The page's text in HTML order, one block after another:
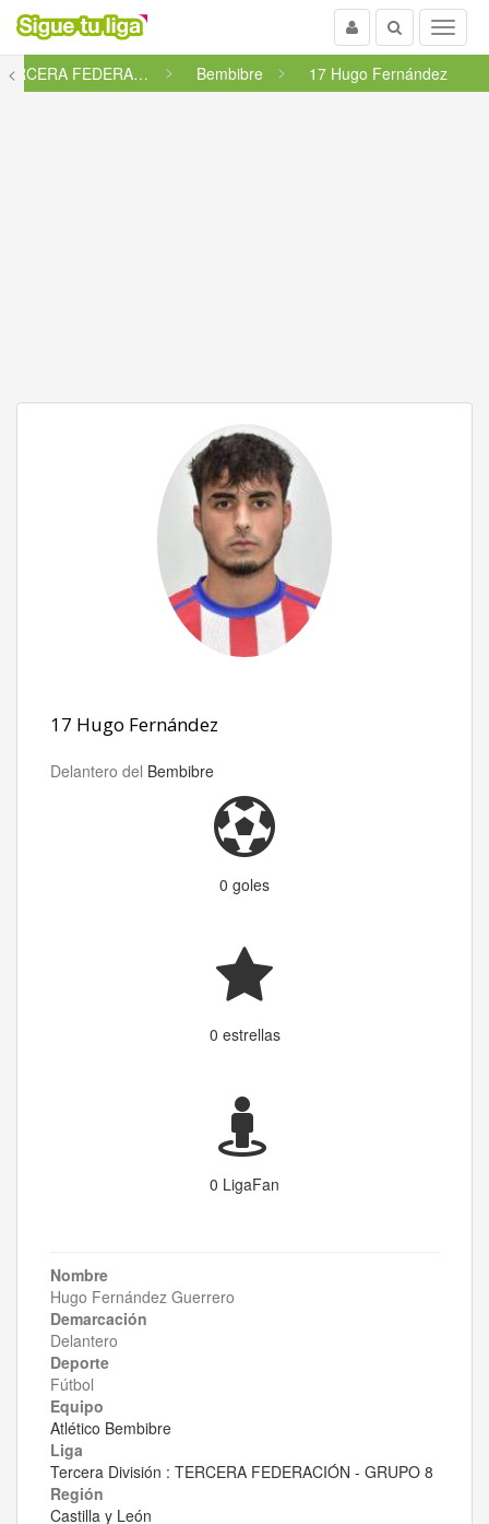
Menu
Buscar
Usuario
<
: TERCERA FEDERACIÓN - GRUPO ... Bembibre 17 Hugo Fernández
17 Hugo Fernández
Delantero del Bembibre
0 goles
0 estrellas
0 LigaFan
Nombre
Hugo Fernández Guerrero
Demarcación
Delantero
Deporte
Fútbol
Equipo
Atlético Bembibre
Liga
Tercera División : TERCERA FEDERACIÓN - GRUPO 8
Región
Castilla y León